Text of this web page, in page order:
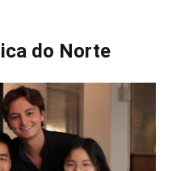
do Norte